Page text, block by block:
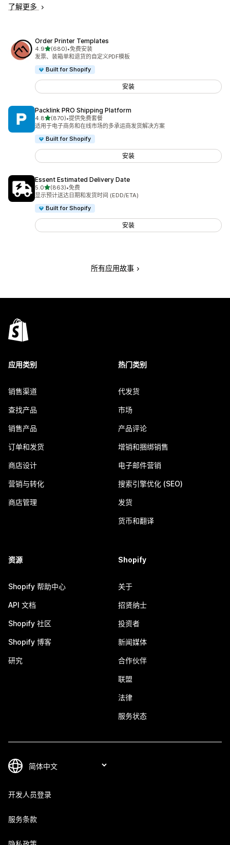
了解更多
Order Printer Templates
4.9星（满分 5 星）
(680)
总共 680 条评论
•免费安装
发票、装箱单和退货的自定义PDF模板
Built for Shopify
安装
Packlink PRO Shipping Platform
4.8星（满分 5 星）
(870)
总共 870 条评论
•提供免费套餐
适用于电子商务和在线市场的多承运商发货解决方案
Built for Shopify
安装
Essent Estimated Delivery Date
5.0星（满分 5 星）
(863)
总共 863 条评论
•免费
显示预计送达日期和发货时间 (EDD/ETA)
Built for Shopify
安装
所有应用故事
应用类别
销售渠道
查找产品
销售产品
订单和发货
商店设计
营销与转化
商店管理
热门类别
代发货
市场
产品评论
增销和捆绑销售
电子邮件营销
搜索引擎优化 (SEO)
发货
货币和翻译
资源
Shopify 帮助中心
API 文档
Shopify 社区
Shopify 博客
研究
Shopify
关于
招贤纳士
投资者
新闻媒体
合作伙伴
联盟
法律
服务状态
开发人员登录
服务条款